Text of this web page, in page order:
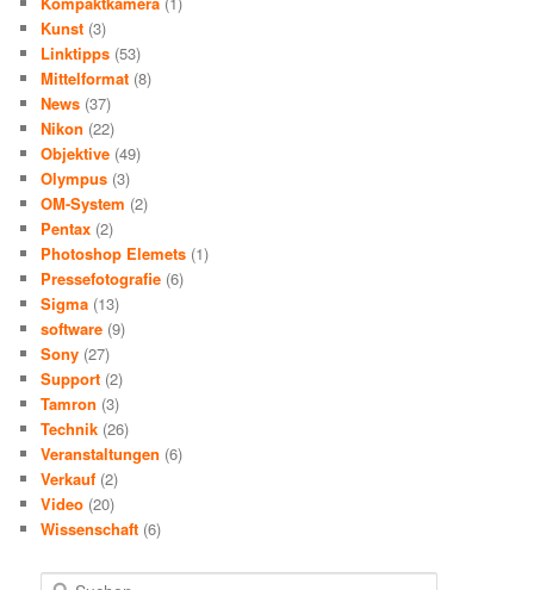
Kunst (3)
Linktipps (53)
Mittelformat (8)
News (37)
Nikon (22)
Objektive (49)
Olympus (3)
OM-System (2)
Pentax (2)
Photoshop Elemets (1)
Pressefotografie (6)
Sigma (13)
software (9)
Sony (27)
Support (2)
Tamron (3)
Technik (26)
Veranstaltungen (6)
Verkauf (2)
Video (20)
Wissenschaft (6)